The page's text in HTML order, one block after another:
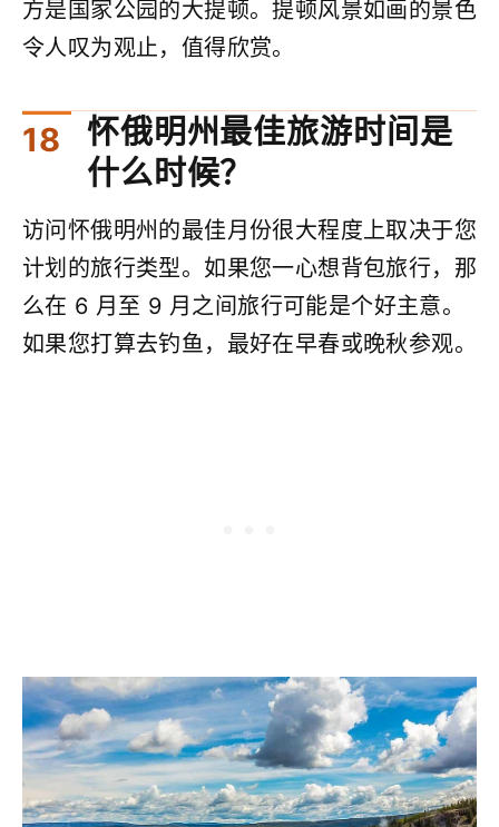
方是国家公园的大提顿。提顿风景如画的景色
令人叹为观止，值得欣赏。
怀俄明州最佳旅游时间是
什么时候？
访问怀俄明州的最佳月份很大程度上取决于您
计划的旅行类型。如果您一心想背包旅行，那
么在 6 月至 9 月之间旅行可能是个好主意。
如果您打算去钓鱼，最好在早春或晚秋参观。